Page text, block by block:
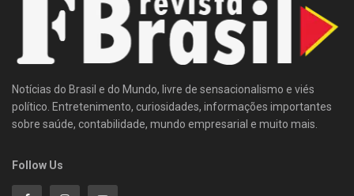
Notícias do Brasil e do Mundo, livre de sensacionalismo e viés
político. Entretenimento, curiosidades, informações importantes
sobre saúde, contabilidade, mundo empresarial e muito mais.
Follow Us